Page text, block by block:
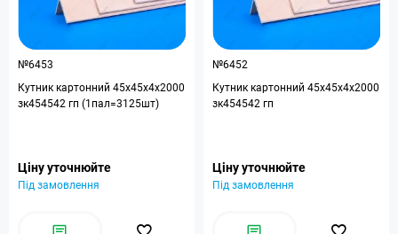
№6453
Кутник картонний 45x45x4x2000
зк454542 гп (1пал=3125шт)
Ціну уточнюйте
Під замовлення
№6452
Кутник картонний 45x45x4x2000
зк454542 гп
Ціну уточнюйте
Під замовлення